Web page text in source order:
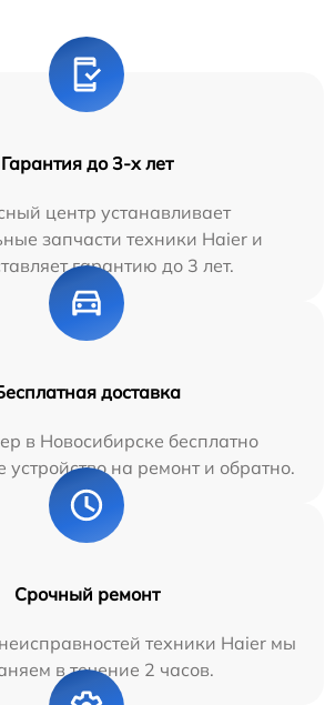
Гарантия до 3-х лет
центр устанавливает
запчасти техники Haier и
гарантию до 3 лет.
доставка
в Новосибирске бесплатно
устройство на ремонт и обратно.
Срочный ремонт
техники Haier мы
в течение 2 часов.